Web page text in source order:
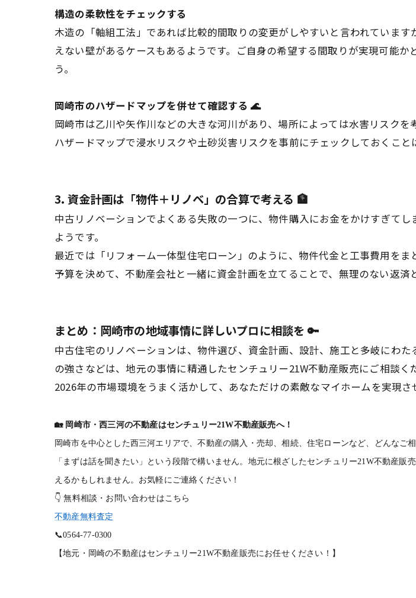
構造の柔軟性をチェックする
木造の「軸組工法」であれば比較的間取りの変更がしやすいと言われていま
えない壁があるケースもあるようです。ご自身の希望する間取りが実現可能
う。
岡崎市のハザードマップを併せて確認する 🌊
岡崎市は乙川や矢作川などの大きな河川があり、場所によっては水害リスク
ハザードマップで浸水リスクや土砂災害リスクを事前にチェックしておくこ
3. 資金計画は「物件＋リノベ」の合算で考える 🏦
中古リノベーションでよくある失敗の一つに、物件購入にお金をかけすぎて
ようです。
最近では「リフォーム一体型住宅ローン」のように、物件代金と工事費用を
予算を決めて、不動産会社と一緒に資金計画を立てることで、無理のない返
まとめ：岡崎市の地域事情に詳しいプロに相談を 🔑
中古住宅のリノベーションは、物件選び、資金計画、設計、施工と多岐にわ
の強さなどは、地元の事情に精通したセンチュリー21W不動産販売にご相談く
2026年の市場環境をうまく活かして、あなただけの素敵なマイホームを実現さ
🏡 岡崎市・西三河の不動産はセンチュリー21W不動産販売へ！
岡崎市を中心とした西三河エリアで、不動産の購入・売却、相続、住宅ローンなど、どんなご
「まずは話を聞きたい」という段階で構いません。地元に根ざしたセンチュリー21W不動産
えるかもしれません。お気軽にご連絡ください！
👇 無料相談・お問い合わせはこちら
不動産無料査定
📞0564-77-0300
【地元・岡崎の不動産はセンチュリー21W不動産販売にお任せください！】